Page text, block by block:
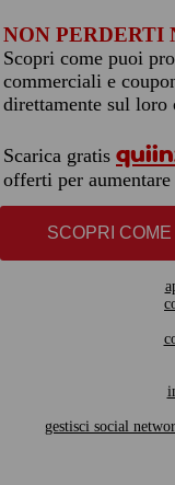
NON
Scopri come puoi
commerciali e
direttamente sul loro
Scarica gratis
offerti per
SCOPRI COME
gestisci social